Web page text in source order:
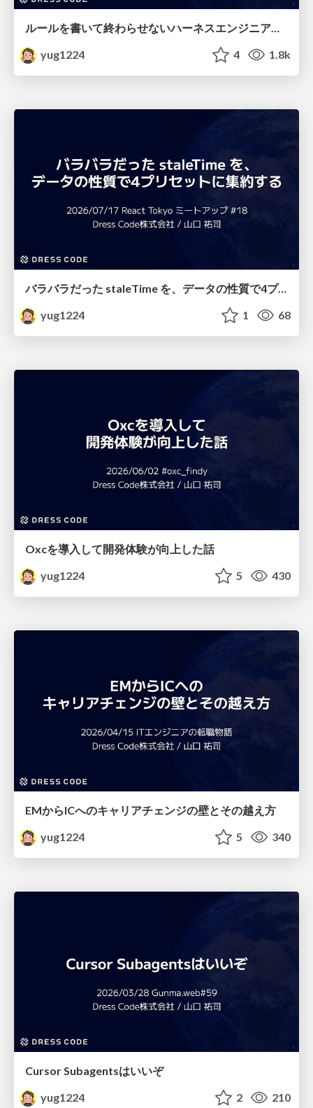
yug1224
4 1.8k
バラバラだった staleTime を、データの性質で4プリセットに集約する
yug1224
1 68
Oxcを導入して開発体験が向上した話
yug1224
5 430
EMからICへのキャリアチェンジの壁とその越え方
yug1224
5 340
Cursor Subagentsはいいぞ
yug1224
2 210